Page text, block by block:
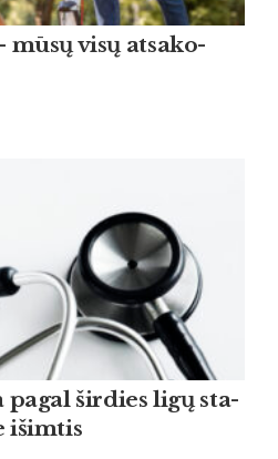
mūsų visų at­sa­ko­
šir­dies ligų sta­
išim­tis